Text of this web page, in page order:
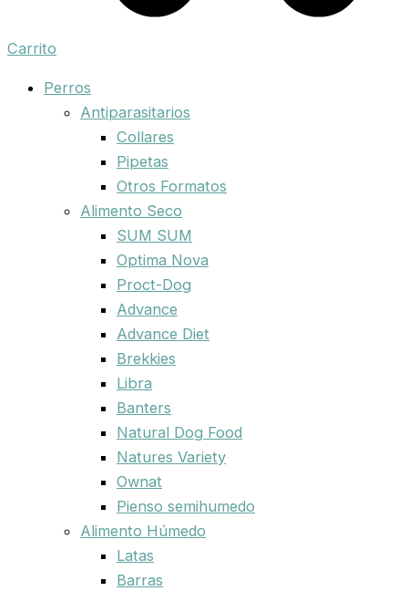
Carrito
Perros
Antiparasitarios
Collares
Pipetas
Otros Formatos
Alimento Seco
SUM SUM
Optima Nova
Proct-Dog
Advance
Advance Diet
Brekkies
Libra
Banters
Natural Dog Food
Natures Variety
Ownat
Pienso semihumedo
Alimento Húmedo
Latas
Barras